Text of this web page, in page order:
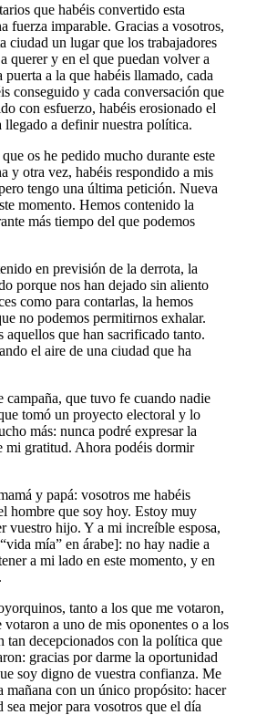
que habéis convertido esta
fuerza imparable. Gracias a vosotros,
ciudad un lugar que los trabajadores
querer y en el que puedan volver a
a la que habéis llamado, cada
conseguido y cada conversación que
con esfuerzo, habéis erosionado el
llegado a definir nuestra política.
os he pedido mucho durante este
y otra vez, habéis respondido a mis
tengo una última petición. Nueva
momento. Hemos contenido la
más tiempo del que podemos
en previsión de la derrota, la
porque nos han dejado sin aliento
como para contarlas, la hemos
no podemos permitirnos exhalar.
aquellos que han sacrificado tanto.
el aire de una ciudad que ha
campaña, que tuvo fe cuando nadie
tomó un proyecto electoral y lo
más: nunca podré expresar la
mi gratitud. Ahora podéis dormir
y papá: vosotros me habéis
hombre que soy hoy. Estoy muy
vuestro hijo. Y a mi increíble esposa,
mía” en árabe]: no hay nadie a
a mi lado en este momento, y en
tanto a los que me votaron,
votaron a uno de mis oponentes o a los
tan decepcionados con la política que
gracias por darme la oportunidad
soy digno de vuestra confianza. Me
mañana con un único propósito: hacer
sea mejor para vosotros que el día